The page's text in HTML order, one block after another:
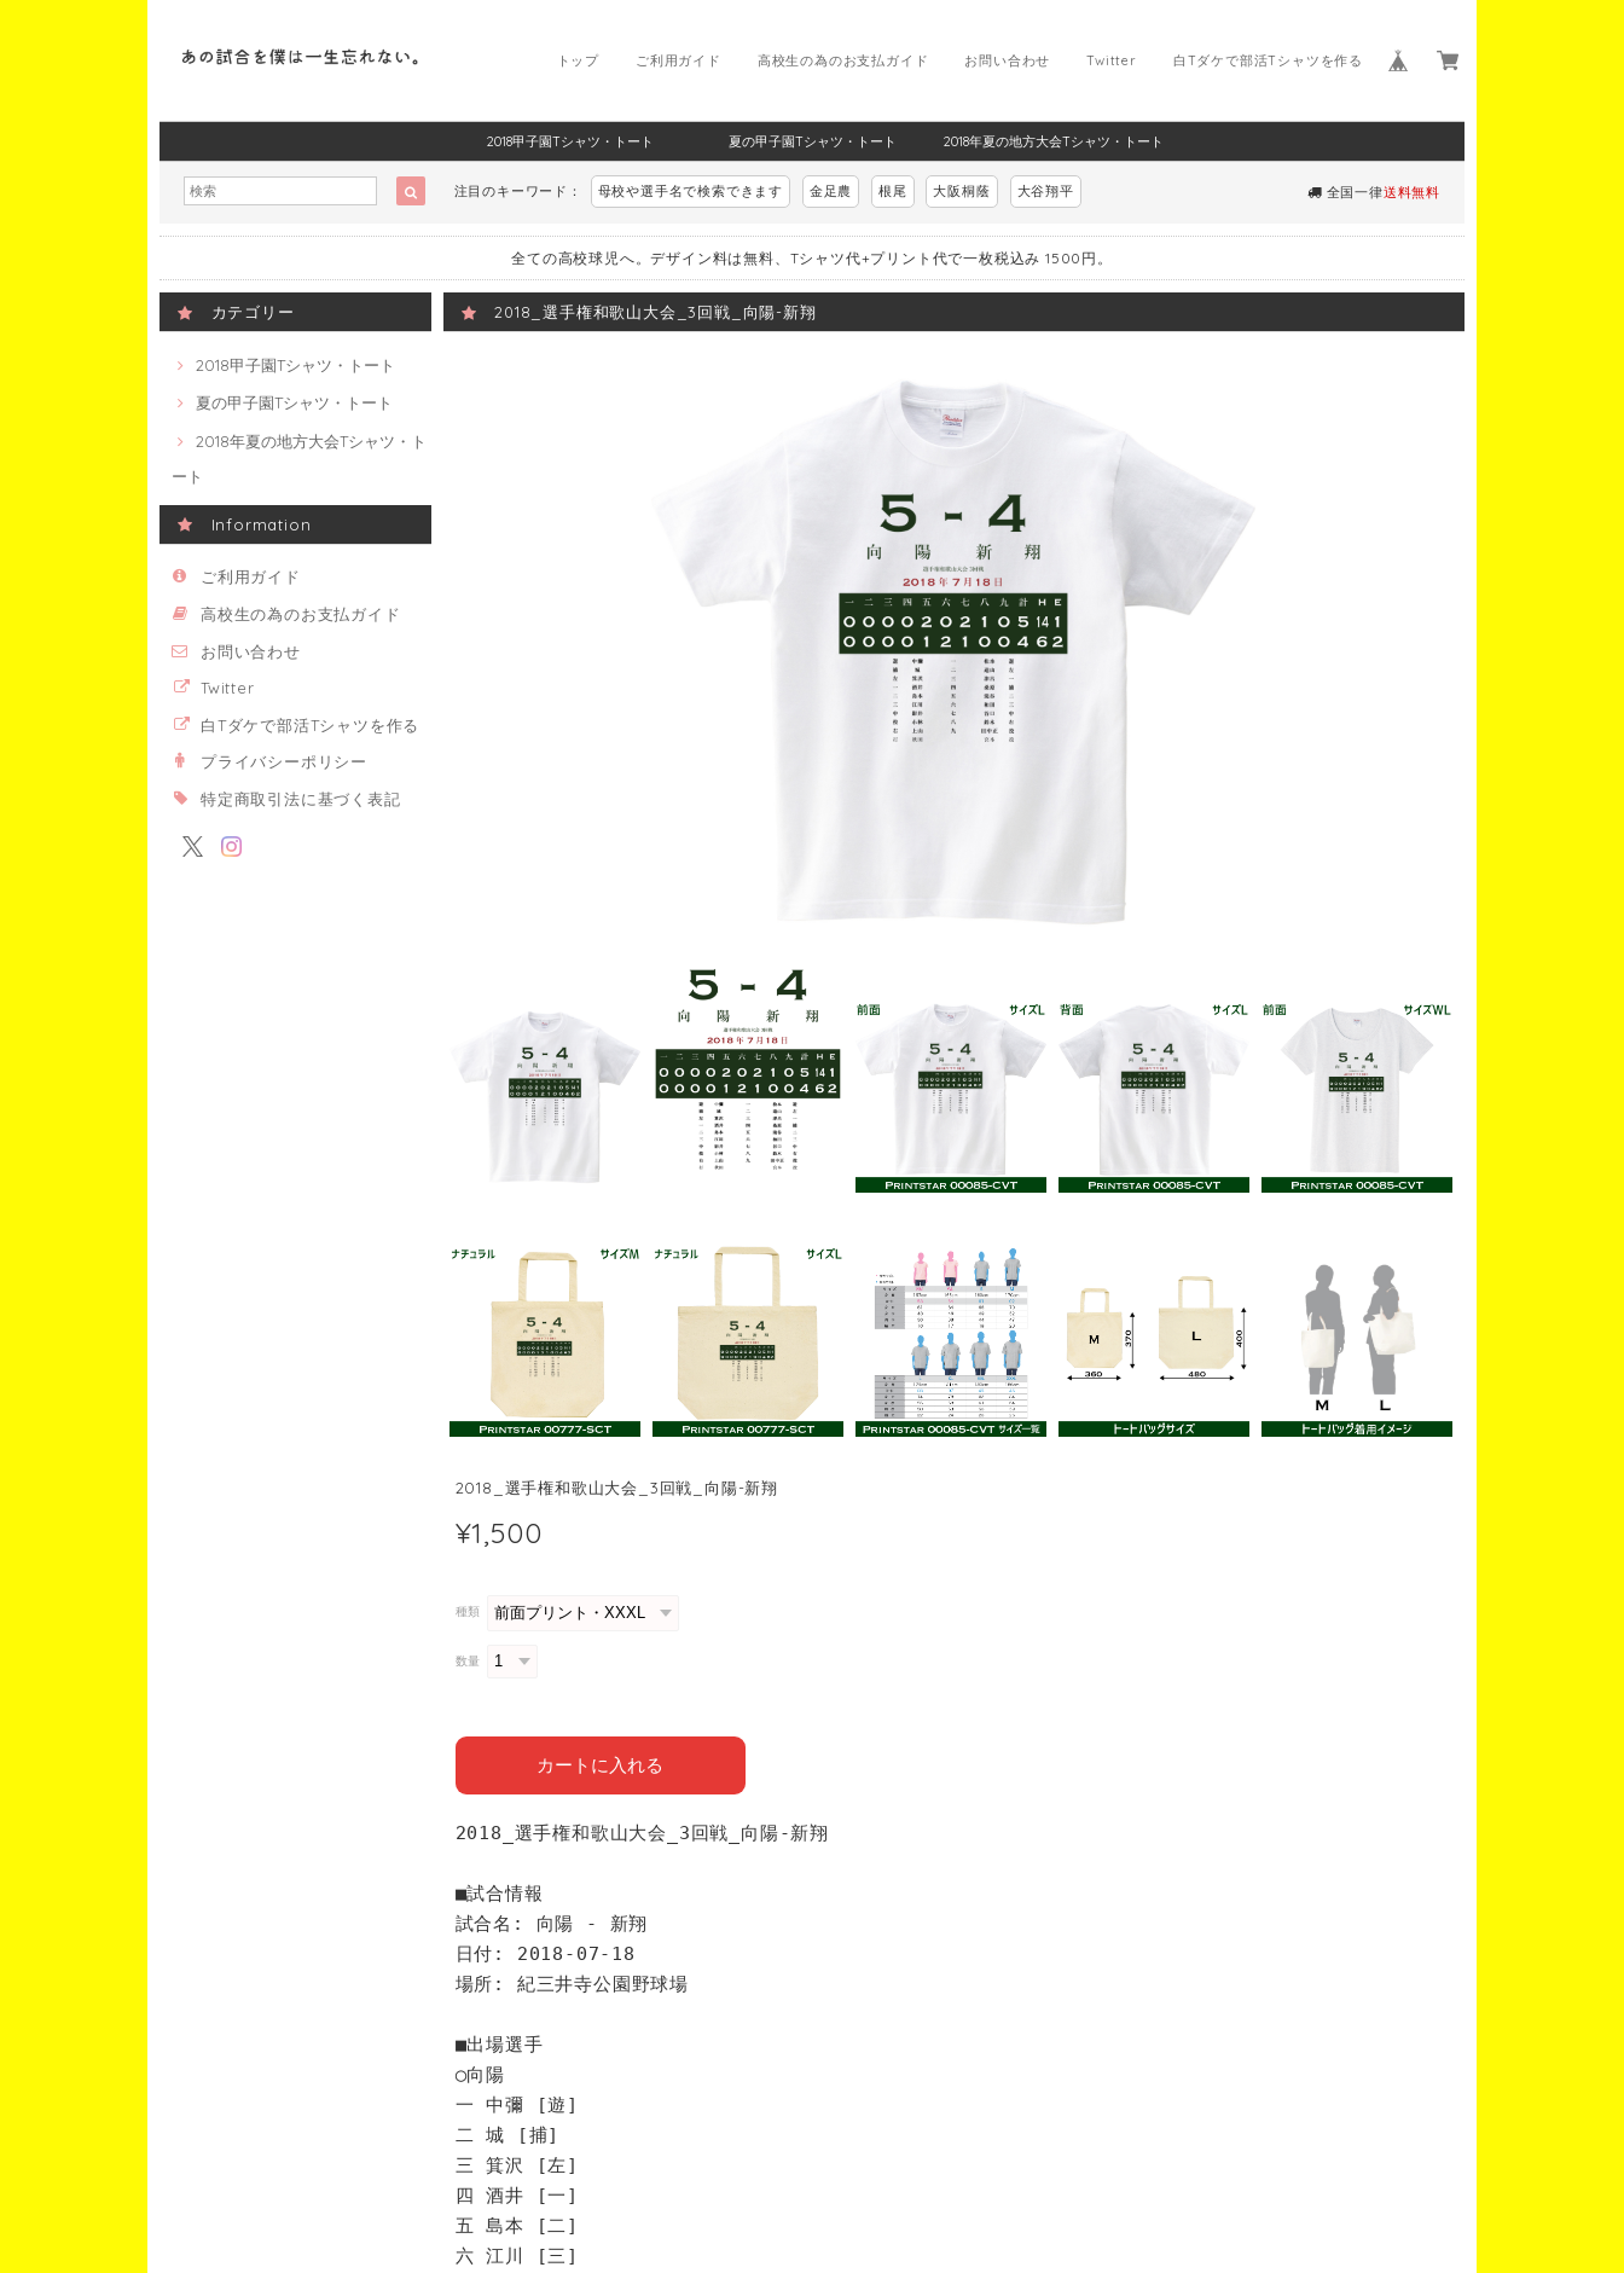
白Tダケで部活Tシャツを作る
Twitter
お問い合わせ
高校生の為のお支払ガイド
ご利用ガイド
トップ
2018甲子園Tシャツ・トート 夏の甲子園Tシャツ・トート 2018年夏の地方大会Tシャツ・トート
注目のキーワード： 母校や選手名で検索できます 金足農 根尾 大阪桐蔭 大谷翔平 全国一律送料無料
全ての高校球児へ。デザイン料は無料、Tシャツ代+プリント代で一枚税込み 1500円。
カテゴリー
2018甲子園Tシャツ・トート
夏の甲子園Tシャツ・トート
2018年夏の地方大会Tシャツ・ト
ート
Information
ご利用ガイド
高校生の為のお支払ガイド
お問い合わせ
Twitter
白Tダケで部活Tシャツを作る
プライバシーポリシー
特定商取引法に基づく表記
2018_選手権和歌山大会_3回戦_向陽-新翔
2018_選手権和歌山大会_3回戦_向陽-新翔
¥1,500
種類
数量
カートに入れる
2018_選手権和歌山大会_3回戦_向陽-新翔
■試合情報
試合名: 向陽 - 新翔
日付: 2018-07-18
場所: 紀三井寺公園野球場
■出場選手
◯向陽
一 中彌 [遊]
二 城 [捕]
三 箕沢 [左]
四 酒井 [一]
五 島本 [二]
六 江川 [三]